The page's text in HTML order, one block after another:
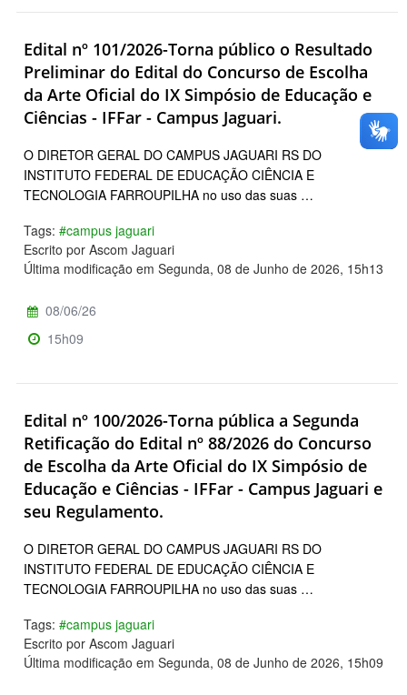
Edital nº 101/2026-Torna público o Resultado
Preliminar do Edital do Concurso de Escolha
da Arte Oficial do IX Simpósio de Educação e
Ciências - IFFar - Campus Jaguari.
O DIRETOR GERAL DO CAMPUS JAGUARI RS DO
INSTITUTO FEDERAL DE EDUCAÇÃO CIÊNCIA E
TECNOLOGIA FARROUPILHA no uso das suas …
Tags: #campus jaguari
Escrito por Ascom Jaguari
Última modificação em Segunda, 08 de Junho de 2026, 15h13
08/06/26
15h09
Edital nº 100/2026-Torna pública a Segunda
Retificação do Edital nº 88/2026 do Concurso
de Escolha da Arte Oficial do IX Simpósio de
Educação e Ciências - IFFar - Campus Jaguari e
seu Regulamento.
O DIRETOR GERAL DO CAMPUS JAGUARI RS DO
INSTITUTO FEDERAL DE EDUCAÇÃO CIÊNCIA E
TECNOLOGIA FARROUPILHA no uso das suas …
Tags: #campus jaguari
Escrito por Ascom Jaguari
Última modificação em Segunda, 08 de Junho de 2026, 15h09